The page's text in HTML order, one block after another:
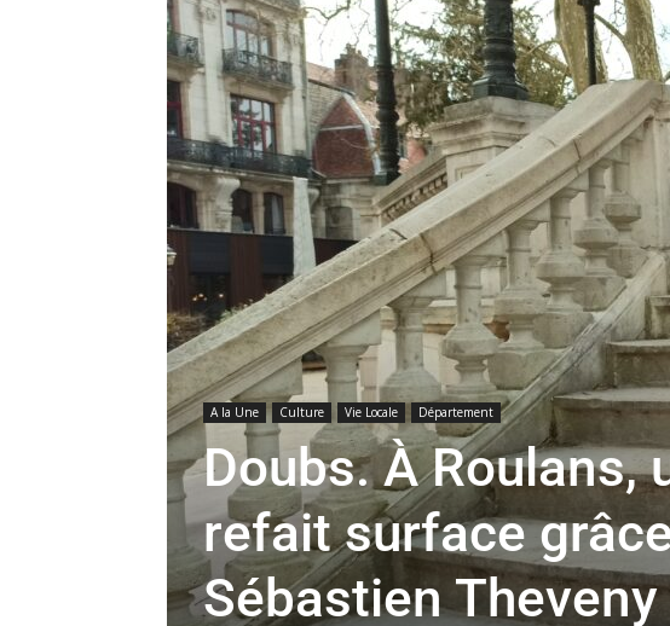
A la Une Culture Vie Locale Département
Doubs. À Roulans,
refait surface
Sébastien Theveny